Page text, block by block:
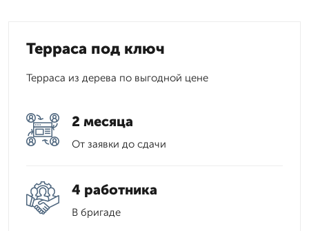
Терраса под ключ
Терраса из дерева по выгодной цене
2 месяца
От заявки до сдачи
4 работника
В бригаде